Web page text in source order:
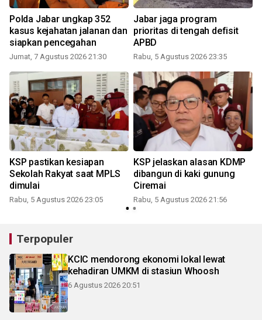
Polda Jabar ungkap 352
kasus kejahatan jalanan dan
siapkan pencegahan
Jumat, 7 Agustus 2026 21:30
Jabar jaga program
prioritas di tengah defisit
APBD
Rabu, 5 Agustus 2026 23:35
KSP pastikan kesiapan
Sekolah Rakyat saat MPLS
dimulai
Rabu, 5 Agustus 2026 23:05
KSP jelaskan alasan KDMP
dibangun di kaki gunung
Ciremai
Rabu, 5 Agustus 2026 21:56
Terpopuler
KCIC mendorong ekonomi lokal lewat
kehadiran UMKM di stasiun Whoosh
6 Agustus 2026 20:51